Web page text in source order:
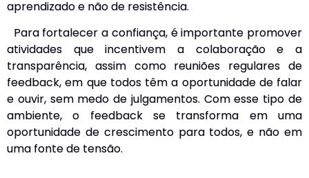
aprendizado e não de resistência.
Para fortalecer a confiança, é importante promover
atividades que incentivem a colaboração e a
transparência, assim como reuniões regulares de
feedback, em que todos têm a oportunidade de falar
e ouvir, sem medo de julgamentos. Com esse tipo de
ambiente, o feedback se transforma em uma
oportunidade de crescimento para todos, e não em
uma fonte de tensão.